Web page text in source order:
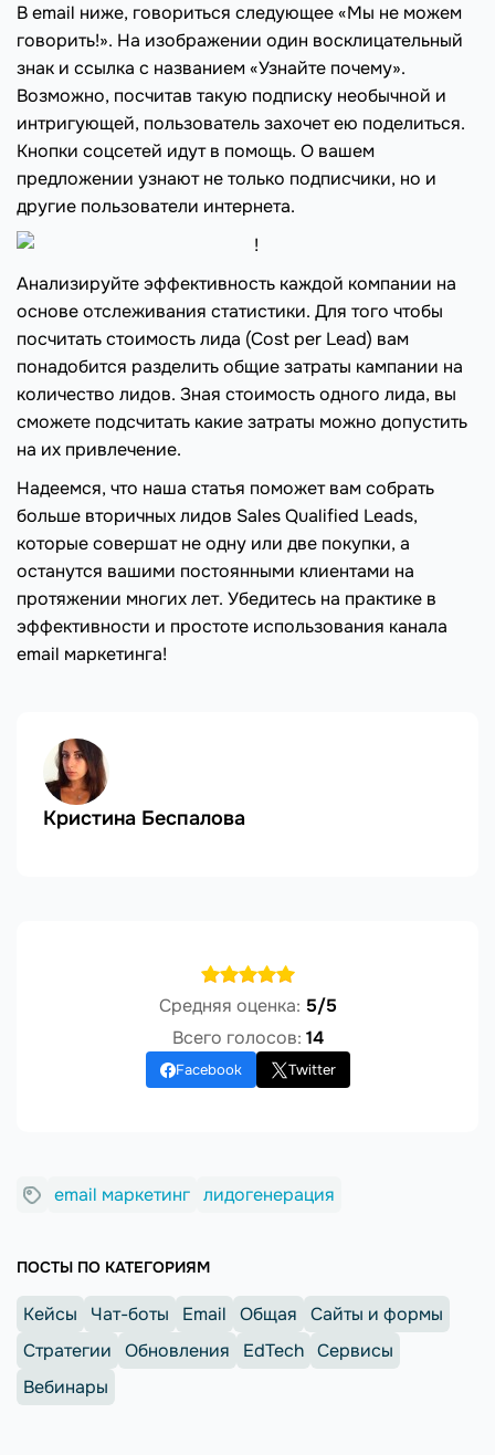
В email ниже, говориться следующее «Мы не можем
говорить!». На изображении один восклицательный
знак и ссылка с названием «Узнайте почему».
Возможно, посчитав такую подписку необычной и
интригующей, пользователь захочет ею поделиться.
Кнопки соцсетей идут в помощь. О вашем
предложении узнают не только подписчики, но и
другие пользователи интернета.
Анализируйте эффективность каждой компании на
основе отслеживания статистики. Для того чтобы
посчитать стоимость лида (Cost per Lead) вам
понадобится разделить общие затраты кампании на
количество лидов. Зная стоимость одного лида, вы
сможете подсчитать какие затраты можно допустить
на их привлечение.
Надеемся, что наша статья поможет вам собрать
больше вторичных лидов Sales Qualified Leads,
которые совершат не одну или две покупки, а
останутся вашими постоянными клиентами на
протяжении многих лет. Убедитесь на практике в
эффективности и простоте использования канала
email маркетинга!
Кристина Беспалова
Средняя оценка: 5/5
Всего голосов: 14
Facebook Twitter
email маркетинг лидогенерация
ПОСТЫ ПО КАТЕГОРИЯМ
Кейсы Чат-боты Email Общая
Сайты и формы
Стратегии
Обновления EdTech Сервисы
Вебинары